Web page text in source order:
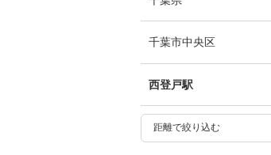
千葉市中央区
西登戸駅